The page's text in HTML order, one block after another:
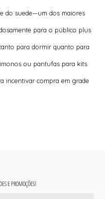
do suede—um dos maiores
para o público plus
para dormir quanto para
ou pantufas para kits
incentivar compra em grade
E PROMOÇÕES!